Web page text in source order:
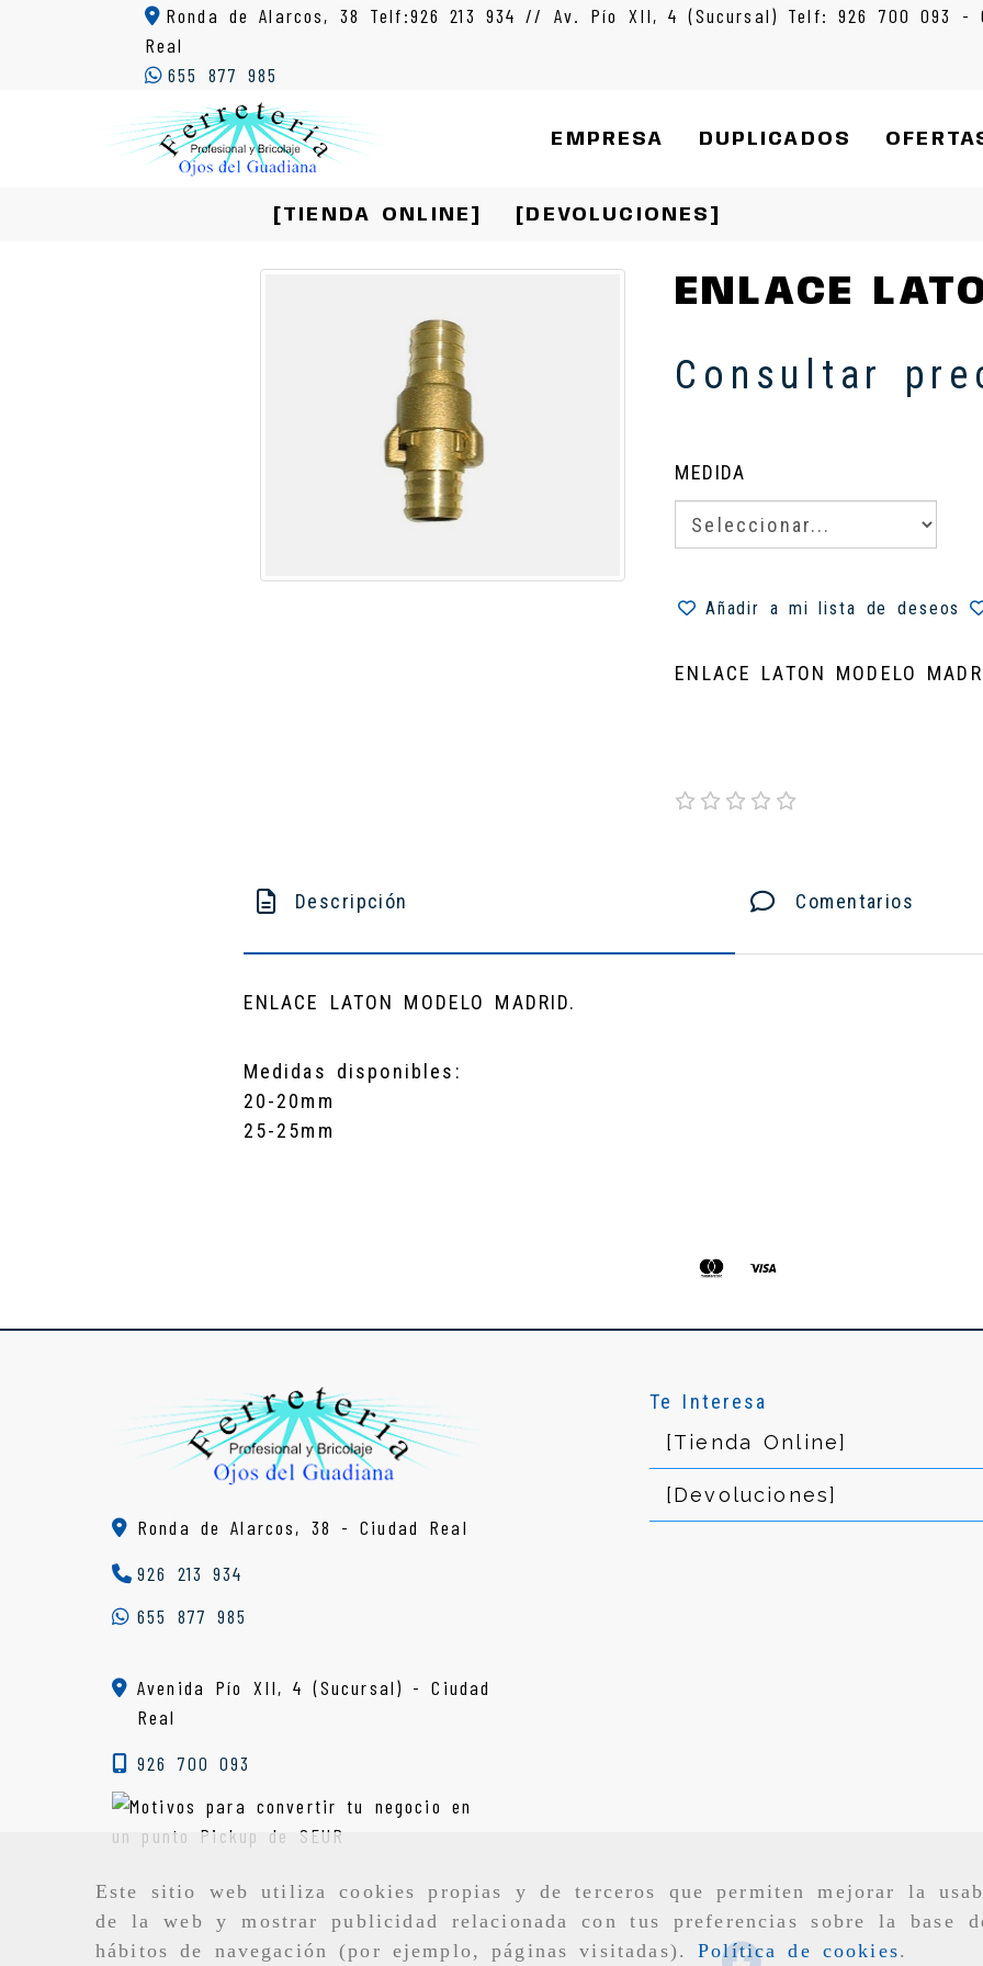
Este sitio web utiliza cookies propias y de terceros que permiten mejorar la
de la web y mostrar publicidad relacionada con tus preferencias sobre la
hábitos de navegación (por ejemplo, páginas visitadas).Política de cookies.
Ronda de Alarcos, 38 Telf:926 213 934 // Av. Pío XII, 4 (Sucursal) Telf: 926 700 093 -
Real
655 877 985
EMPRESA DUPLICADOS
[TIENDA ONLINE] [DEVOLUCIONES]
ENLACE
Consultar
MEDIDA
Añadir a mi lista de deseos
ENLACE LATON MODELO
Descripción Comentarios
ENLACE LATON MODELO MADRID.
Medidas disponibles:
20-20mm
25-25mm
Ronda de Alarcos, 38 -Ciudad Real
926 213 934
655 877 985
Avenida Pío XII, 4 (Sucursal) - Ciudad
Real
926 700 093
Te Interesa
[Tienda Online]
[Devoluciones]